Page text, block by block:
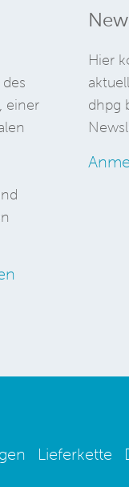
einer
Hier
dhpg
Lieferkette